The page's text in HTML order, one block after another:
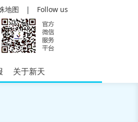
地图 | Follow us
关于新天